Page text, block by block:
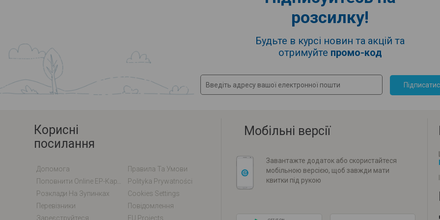
розсилку!
Будьте в курсі новин та акцій та
отримуйте промо-код
Корисні
посилання
Допомога
Правила Та Умови
Polityka Prywatności
Розклади На Зупинках
Cookies Settings
Перевізники
Повідомлення
Зареєструйтеся
EU Projects
Мобільні версії
Завантажте додаток або скористайтеся
мобільною версією, щоб завжди мати
квитки під рукою